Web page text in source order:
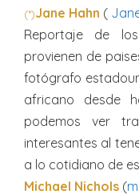
(*)Jane Hahn (
Reportaje de
provienen de
fotógrafo
africano desde
podemos ver
interesantes al
a lo cotidiano de
Michael Nichols (